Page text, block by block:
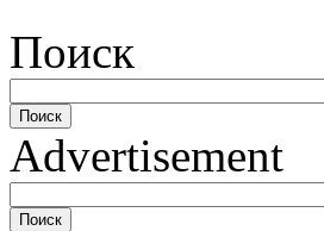
Поиск
Advertisement